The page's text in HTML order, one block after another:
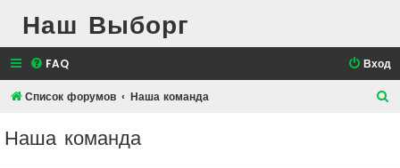
Наш Выборг
FAQ Вход
Список форумов Наша команда
Наша команда